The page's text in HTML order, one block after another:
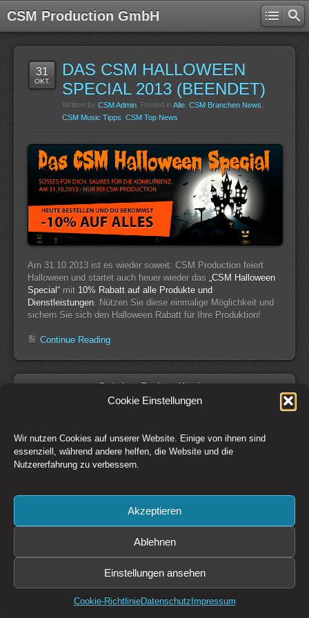
Cookie Einstellungen
Wir nutzen Cookies auf unserer Website. Einige von ihnen sind
essenziell, während andere helfen, die Website und die
Nutzererfahrung zu verbessern.
Akzeptieren
Ablehnen
Einstellungen ansehen
Cookie-RichtlinieDatenschutz Impressum
CSM Production GmbH
31
OKT.
DAS CSM HALLOWEEN
SPECIAL 2013 (BEENDET)
Written by CSM Admin . Posted in Alle CSM Branchen News
CSM Music Tipps CSM Top News
Am 31.10.2013 ist es wieder soweit: CSM Production feiert
Halloween und startet auch heuer wieder das „CSM Halloween
Special“ mit 10% Rabatt auf alle Produkte und
Dienstleistungen . Nützen Sie diese einmalige Möglichkeit und
sichern Sie sich den Halloween Rabatt für Ihre Produktion!
Continue Reading
Switch to Desktop Version
Copyright © 1993-2026 CSM Production GmbH Österreich - Creative
Solutions + Media
Bildrechte: CSM Production GmbH, Fotolia / Adobe Stock, sofern nicht
anders angegeben.
Diese Website ist durch reCAPTCHA geschützt und es gelten die
und Nutzungsbedingungen